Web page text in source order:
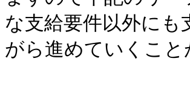
な支給要件以外に
がら進めていくこ